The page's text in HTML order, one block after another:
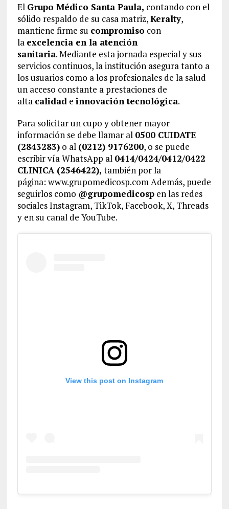
El Grupo Médico Santa Paula, contando con el
sólido respaldo de su casa matriz,Keralty,
mantiene firme su compromiso con
la excelencia en la atención
sanitaria. Mediante esta jornada especial y sus
servicios continuos, la institución asegura tanto a
los usuarios como a los profesionales de la salud
un acceso constante a prestaciones de
alta calidade innovación tecnológica.
Para solicitar un cupo y obtener mayor
información se debe llamar al 0500 CUIDATE
(2843283)o al (0212) 9176200, o se puede
escribir vía WhatsApp al 0414/0424/0412/0422
CLINICA (2546422), también por la
página: www.grupomedicosp.com Además, puede
seguirlos como @grupomedicospen las redes
sociales Instagram, TikTok, Facebook, X, Threads
y en su canal de YouTube.
View this post on Instagram